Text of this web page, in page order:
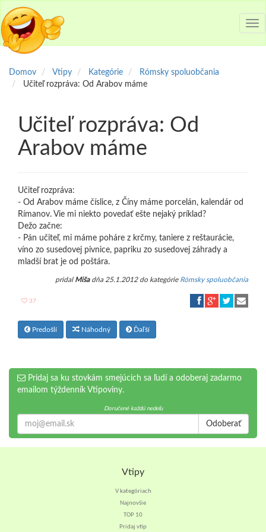
Domov Vtipy Kategórie
Rómsky spoluobčania
Učiteľ rozpráva: Od Arabov máme
Učiteľ rozpráva: Od
Arabov máme
Učiteľ rozpráva:
- Od Arabov máme číslice, z Číny máme porcelán, kalendár od
Rímanov. Vie mi niekto povedať ešte nejaký príklad?
Dežo začne:
- Pán učiteľ, mi máme poháre z krčmy, taniere z reštaurácie,
víno zo susedovej pivnice, papriku zo susedovej záhrady a
mladší brat je od poštára.
pridal Mišadňa 25.1.2012 do kategórie Rómsky spoluobčania
37
Predošlí Náhodný Ďaľší
Pridaj sa ku stovkám smejúcich sa ľudí a odoberaj zadarmo
emailom týždenník Vtipoviny.
Doručené každú nedeľu
Odoberať
Vtipy
V kategóriach
Najnovšie
TOP 10
Pridaj vtip